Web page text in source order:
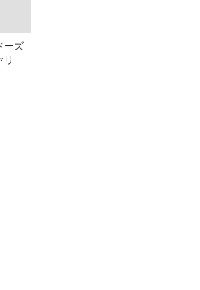
ーズ
ン